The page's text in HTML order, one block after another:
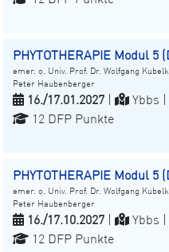
PHYTOTHERAPIE Modul 5
emer. o. Univ. Prof. Dr. Wolfgang
Peter Haubenberger
16./17.01.2027 Ybbs |
12 DFP Punkte
PHYTOTHERAPIE Modul 5
emer. o. Univ. Prof. Dr. Wolfgang
Peter Haubenberger
16./17.10.2027 Ybbs |
12 DFP Punkte